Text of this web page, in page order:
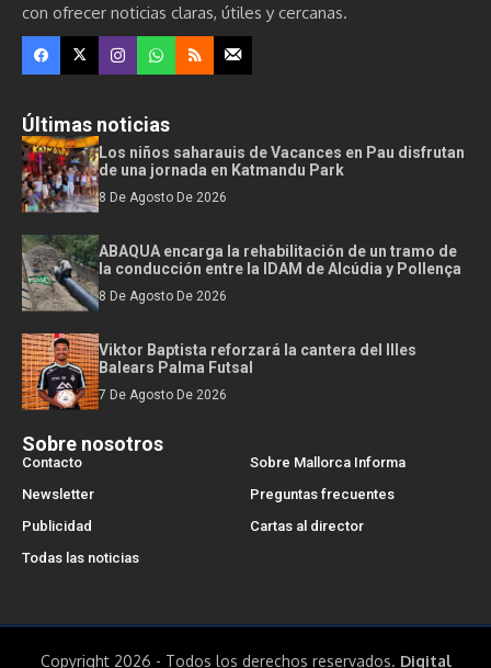
con ofrecer noticias claras, útiles y cercanas.
Últimas noticias
Los niños saharauis de Vacances en Pau disfrutan
de una jornada en Katmandu Park
8 De Agosto De 2026
ABAQUA encarga la rehabilitación de un tramo de
la conducción entre la IDAM de Alcúdia y Pollença
8 De Agosto De 2026
Viktor Baptista reforzará la cantera del Illes
Balears Palma Futsal
7 De Agosto De 2026
Sobre nosotros
Contacto
Sobre Mallorca Informa
Newsletter
Preguntas frecuentes
Publicidad
Cartas al director
Todas las noticias
Copyright 2026 - Todos los derechos reservados. Digital